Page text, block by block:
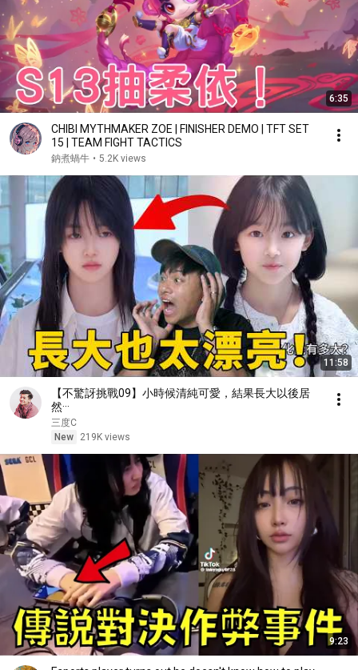
6:35
CHIBI MYTHMAKER ZOE | FINISHER DEMO | TFT SET
15 | TEAM FIGHT TACTICS
鈉煮蝸牛 • 5.2K views
11:58
【不驚訝挑戰09】小時候清純可愛，結果長大以後居
然···
三度C
New
219K views
9:23